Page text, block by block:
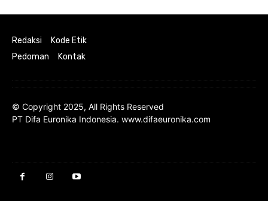
Redaksi
Kode Etik
Pedoman
Kontak
© Copyright 2025, All Rights Reserved
PT Difa Euronika Indonesia. www.difaeuronika.com